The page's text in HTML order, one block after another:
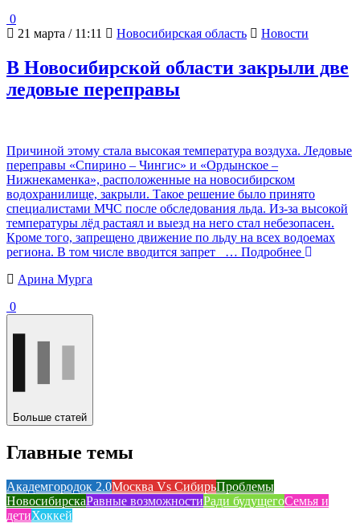
0
21 марта / 11:11
Новосибирская область Новости
В Новосибирской области закрыли две
ледовые переправы
Причиной этому стала высокая температура воздуха. Ледовые
переправы «Спирино – Чингис» и «Ордынское –
Нижнекаменка», расположенные на новосибирском
водохранилище, закрыли. Такое решение было принято
специалистами МЧС после обследования льда. Из-за высокой
температуры лёд растаял и выезд на него стал небезопасен.
Кроме того, запрещено движение по льду на всех водоемах
региона. В том числе вводится запрет
… Подробнее
Арина Мурга
0
Больше статей
Главные темы
Академгородок 2.0Москва Vs СибирьПроблемы
НовосибирскаРавные возможностиРади будущегоСемья и
детиХоккей